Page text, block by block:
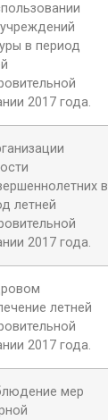
в период
2017 года.
в
летней
2017 года.
летней
2017 года.
мер